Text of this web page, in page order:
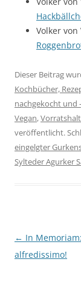
Volker
Dieser Beitrag
Kochbücher,
nachgekocht und
Vegan,
veröffentlicht.
eingelgter
Sylteder Agurker
← In Memoriam:
alfredissimo!